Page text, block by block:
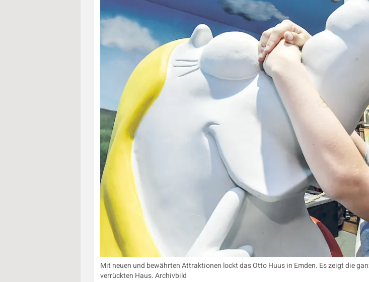
Mit neuen und bewährten Attraktionen lockt das Otto Huus in Emden. Es zeigt die
verrückten Haus. Archivbild